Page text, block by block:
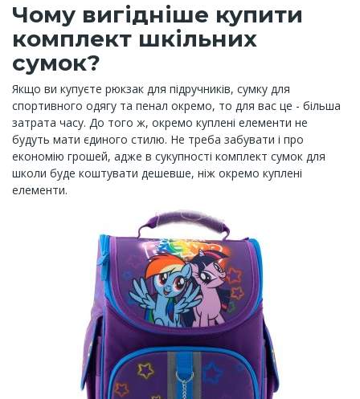
Чому вигідніше купити
комплект шкільних
сумок?
Якщо ви купуєте рюкзак для підручників, сумку для
спортивного одягу та пенал окремо, то для вас це - більша
затрата часу. До того ж, окремо куплені елементи не
будуть мати єдиного стилю. Не треба забувати і про
економію грошей, адже в сукупності комплект сумок для
школи буде коштувати дешевше, ніж окремо куплені
елементи.